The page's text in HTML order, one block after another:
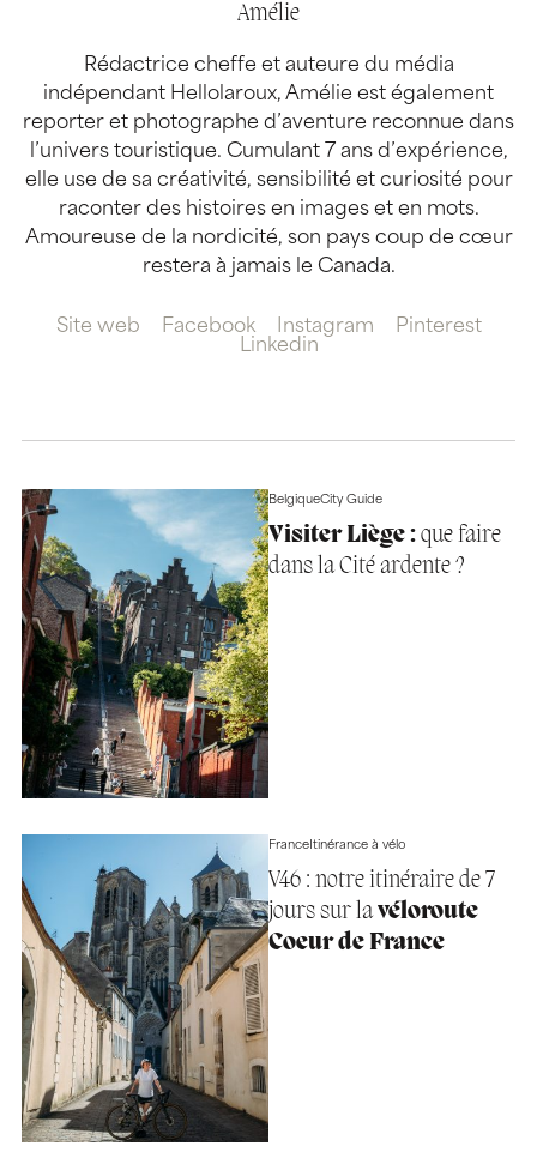
Amélie
Rédactrice cheffe et auteure du média
indépendant Hellolaroux, Amélie est également
reporter et photographe d’aventure reconnue dans
l’univers touristique. Cumulant 7 ans d’expérience,
elle use de sa créativité, sensibilité et curiosité pour
raconter des histoires en images et en mots.
Amoureuse de la nordicité, son pays coup de cœur
restera à jamais le Canada.
Site web Facebook Instagram
Pinterest
Linkedin
BelgiqueCity Guide
Visiter Liège :que faire
dans la Cité ardente ?
FranceItinérance à vélo
V46 : notre itinéraire de 7
jours sur lavéloroute
Coeur de France